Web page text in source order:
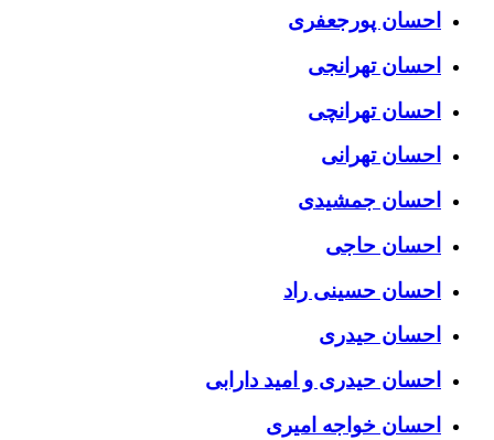
احسان پورجعفری
احسان تهرانجی
احسان تهرانچی
احسان تهرانی
احسان جمشیدی
احسان حاجی
احسان حسینی راد
احسان حیدری
احسان حیدری و امید دارابی
احسان خواجه امیری